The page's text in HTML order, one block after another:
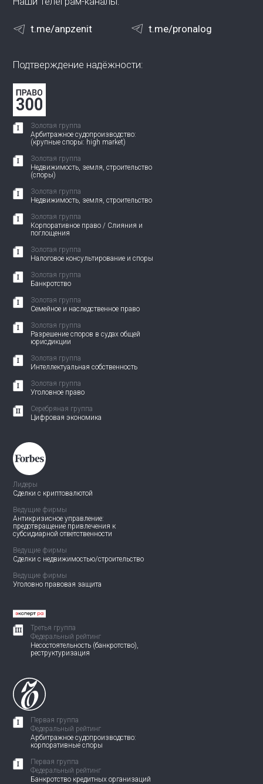
t.me/anpzenit t.me/pronalog
Подтверждение надёжности:
Золотая группа
Арбитражное судопроизводство:
(крупные споры: high market)
Золотая группа
Недвижимость, земля, строительство
(споры)
Золотая группа
Недвижимость, земля, строительство
Золотая группа
Корпоративное право / Слияния и
поглощения
Золотая группа
Налоговое консультирование и споры
Золотая группа
Банкротство
Золотая группа
Семейное и наследственное право
Золотая группа
Разрешение споров в судах общей
юрисдикции
Золотая группа
Интеллектуальная собственность
Золотая группа
Уголовное право
Серебряная группа
Цифровая экономика
Лидеры
Сделки с криптовалютой
Ведущие фирмы
Антикризисное управление:
предотвращение привлечения к
субсидиарной ответственности
Ведущие фирмы
Сделки с недвижимостью/строительство
Ведущие фирмы
Уголовно правовая защита
Третья группа
Федеральный рейтинг
Несостоятельность (банкротство),
реструктуризация
Первая группа
Федеральный рейтинг
Арбитражное судопроизводство:
корпоративные споры
Первая группа
Федеральный рейтинг
Банкротство кредитных организаций